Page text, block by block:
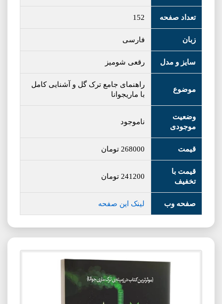
تعداد صفحه 152
زبان فارسی
سایز و مدل رقعی شومیز
موضوع
راهنمای جامع ترک گل و آشنایی کامل
با ماریجوانا
وضعیت
موجودی
ناموجود
قیمت 268000 تومان
قیمت با
تخفیف
241200 تومان
صفحه وب لینک این صفحه